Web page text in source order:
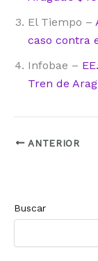
El Tiempo –
caso contra
Infobae –
Tren de
ANTERIOR
Buscar